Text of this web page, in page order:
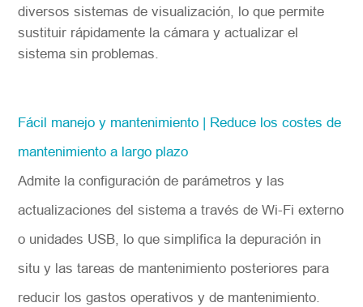
diversos sistemas de visualización, lo que permite
sustituir rápidamente la cámara y actualizar el
sistema sin problemas.
Fácil manejo y mantenimiento | Reduce los costes de
mantenimiento a largo plazo
Admite la configuración de parámetros y las
actualizaciones del sistema a través de Wi-Fi externo
o unidades USB, lo que simplifica la depuración in
situ y las tareas de mantenimiento posteriores para
reducir los gastos operativos y de mantenimiento.